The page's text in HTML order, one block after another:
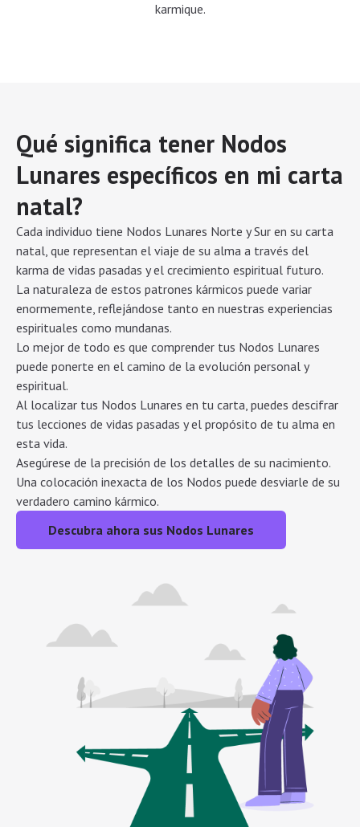
karmique.
Qué significa tener Nodos
Lunares específicos en mi carta
natal?
Cada individuo tiene Nodos Lunares Norte y Sur en su carta
natal, que representan el viaje de su alma a través del
karma de vidas pasadas y el crecimiento espiritual futuro.
La naturaleza de estos patrones kármicos puede variar
enormemente, reflejándose tanto en nuestras experiencias
espirituales como mundanas.
Lo mejor de todo es que comprender tus Nodos Lunares
puede ponerte en el camino de la evolución personal y
espiritual.
Al localizar tus Nodos Lunares en tu carta, puedes descifrar
tus lecciones de vidas pasadas y el propósito de tu alma en
esta vida.
Asegúrese de la precisión de los detalles de su nacimiento.
Una colocación inexacta de los Nodos puede desviarle de su
verdadero camino kármico.
Descubra ahora sus Nodos Lunares